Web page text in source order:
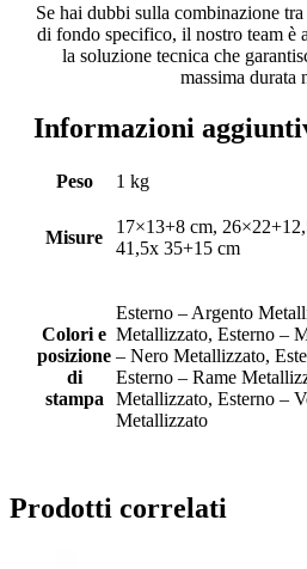
Se hai dubbi sulla combinazione
di fondo specifico, il nostro team è
la soluzione tecnica che
massima durata
Informazioni
Peso 1 kg
Misure
17×13+8 cm,
41,5x 35+15 cm
Colori e
posizione
di
stampa
Esterno – Argento
Metallizzato, Esterno –
– Nero Metallizzato,
Esterno – Rame
Metallizzato, Esterno –
Metallizzato
Prodotti correlati